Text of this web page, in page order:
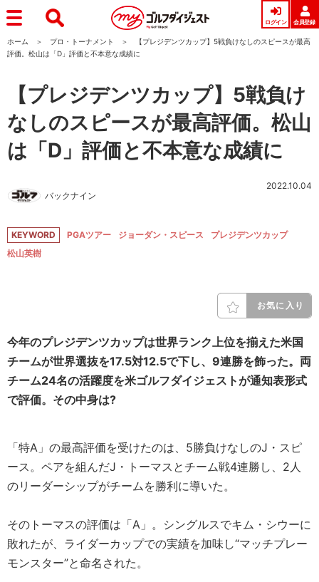
ログイン 会員登録
ホーム プロ・トーナメント
【プレジデンツカップ】5戦負けなしのスピースが最高
評価。松山は「D」評価と不本意な成績に
【プレジデンツカップ】5戦負け
なしのスピースが最高評価。松山
は「D」評価と不本意な成績に
バックナイン
2022.10.04
KEYWORD PGAツアー ジョーダン・スピース
プレジデンツカップ
松山英樹
お気に入り
今年のプレジデンツカップは世界ランク上位を揃えた米国
チームが世界選抜を17.5対12.5で下し、9連勝を飾った。両
チーム24名の活躍度を米ゴルフダイジェストが通知表形式
で評価。その中身は?
「特A」の最高評価を受けたのは、5勝負けなしのJ・スピ
ース。ペアを組んだJ・トーマスとチーム戦4連勝し、2人
のリーダーシップがチームを勝利に導いた。
そのトーマスの評価は「A」。シングルスでキム・シウーに
敗れたが、ライダーカップでの実績を加味し“マッチプレー
モンスター”と命名された。